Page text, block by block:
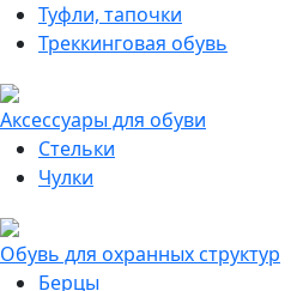
Туфли, тапочки
Треккинговая обувь
Аксессуары для обуви
Стельки
Чулки
Обувь для охранных структур
Берцы